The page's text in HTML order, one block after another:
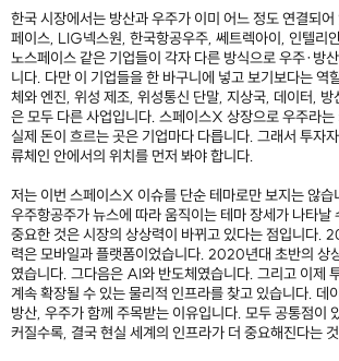
한국 시장에서는 방산과 우주가 이미 어느 정도 연결되
페이스, LIG넥스원, 한국항공우주, 쎄트렉아이, 인텔리
노스페이스 같은 기업들이 각자 다른 방식으로 우주·방
니다. 다만 이 기업들을 한 바구니에 넣고 보기보다는 역
체와 엔진, 위성 제조, 위성통신 단말, 지상국, 데이터,
은 모두 다른 사업입니다. 스페이스X 상장으로 우주라는
실제 돈이 흐르는 곳은 기업마다 다릅니다. 그래서 투자
류체인 안에서의 위치를 먼저 봐야 합니다.
저는 이번 스페이스X 이슈를 단순 테마로만 보지는 않
우주항공주가 뉴스에 따라 움직이는 테마 장세가 나타날
중요한 것은 시장의 상상력이 바뀌고 있다는 점입니다.
력은 모바일과 플랫폼이었습니다. 2020년대 초반의 상
였습니다. 그다음은 AI와 반도체였습니다. 그리고 이제
계속 확장될 수 있는 물리적 인프라를 찾고 있습니다. 데
방산, 우주가 함께 주목받는 이유입니다. 모두 공통점이
커질수록, 결국 현실 세계의 인프라가 더 중요해진다는